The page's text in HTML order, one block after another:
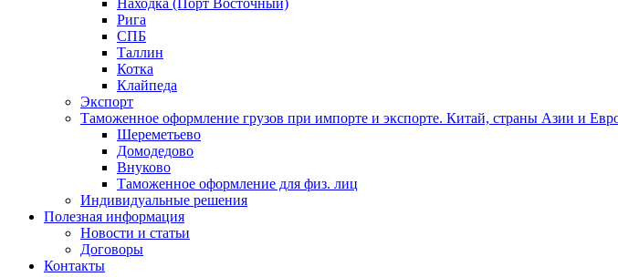
Находка (Порт Восточный)
Рига
СПБ
Таллин
Котка
Клайпеда
Экспорт
Таможенное оформление грузов при импорте и экспорте. Китай, страны Азии и
Шереметьево
Домодедово
Внуково
Таможенное оформление для физ. лиц
Индивидуальные решения
Полезная информация
Новости и статьи
Договоры
Контакты